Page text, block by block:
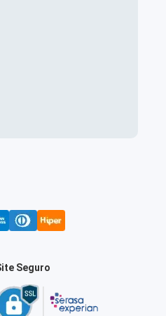
Seguro